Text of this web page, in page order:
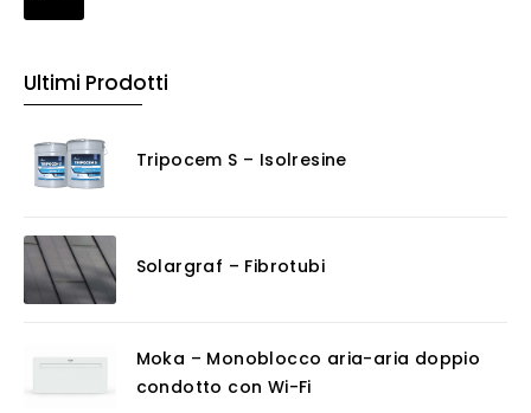
Ultimi Prodotti
Tripocem S – Isolresine
Solargraf – Fibrotubi
Moka – Monoblocco aria-aria doppio
condotto con Wi-Fi